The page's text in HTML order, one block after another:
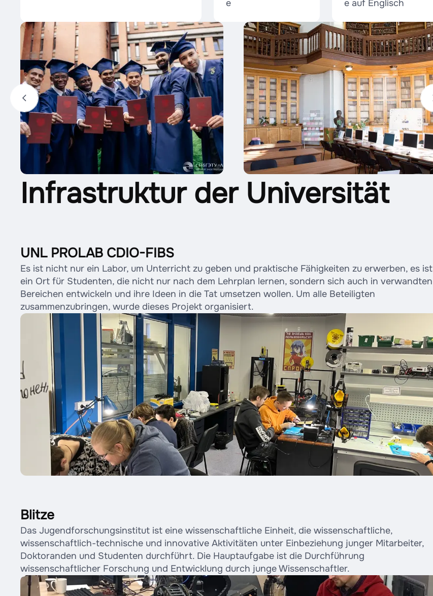
e
e auf Englisch
Infrastruktur der Universität
UNL PROLAB CDIO-FIBS
Es ist nicht nur ein Labor, um Unterricht zu geben und praktische Fähigkeiten zu erwerben, es ist
ein Ort für Studenten, die nicht nur nach dem Lehrplan lernen, sondern sich auch in verwandten
Bereichen entwickeln und ihre Ideen in die Tat umsetzen wollen. Um alle Beteiligten
zusammenzubringen, wurde dieses Projekt organisiert.
Blitze
Das Jugendforschungsinstitut ist eine wissenschaftliche Einheit, die wissenschaftliche,
wissenschaftlich-technische und innovative Aktivitäten unter Einbeziehung junger Mitarbeiter,
Doktoranden und Studenten durchführt. Die Hauptaufgabe ist die Durchführung
wissenschaftlicher Forschung und Entwicklung durch junge Wissenschaftler.